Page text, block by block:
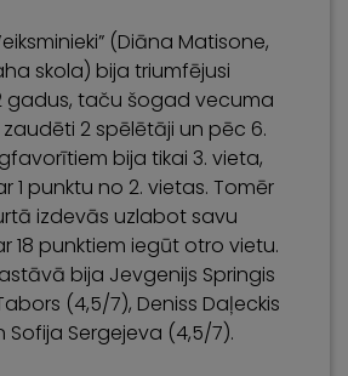
(Diāna Matisone,
skola) bija triumfējusi
gadus, taču šogad vecuma
2 spēlētāji un pēc 6.
bija tikai 3. vieta,
1 punktu no 2. vietas. Tomēr
izdevās uzlabot savu
18 punktiem iegūt otro vietu.
bija Jevgenijs Springis
(4,5/7), Deniss Daļeckis
Sofija Sergejeva (4,5/7).